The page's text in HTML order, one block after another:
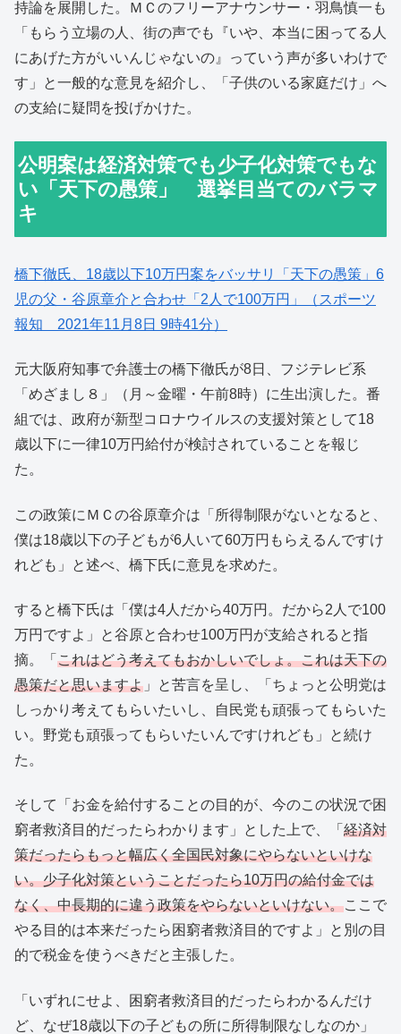
持論を展開した。ＭＣのフリーアナウンサー・羽鳥慎一も
「もらう立場の人、街の声でも『いや、本当に困ってる人
にあげた方がいいんじゃないの』っていう声が多いわけで
す」と一般的な意見を紹介し、「子供のいる家庭だけ」へ
の支給に疑問を投げかけた。
公明案は経済対策でも少子化対策でもな
い「天下の愚策」 選挙目当てのバラマ
キ
橋下徹氏、18歳以下10万円案をバッサリ「天下の愚策」6
児の父・谷原章介と合わせ「2人で100万円」（スポーツ
報知 2021年11月8日 9時41分）
元大阪府知事で弁護士の橋下徹氏が8日、フジテレビ系
「めざまし８」（月～金曜・午前8時）に生出演した。番
組では、政府が新型コロナウイルスの支援対策として18
歳以下に一律10万円給付が検討されていることを報じ
た。
この政策にＭＣの谷原章介は「所得制限がないとなると、
僕は18歳以下の子どもが6人いて60万円もらえるんですけ
れども」と述べ、橋下氏に意見を求めた。
すると橋下氏は「僕は4人だから40万円。だから2人で100
万円ですよ」と谷原と合わせ100万円が支給されると指
摘。「 これはどう考えてもおかしいでしょ。これは天下の
愚策だと思いますよ 」と苦言を呈し、「ちょっと公明党は
しっかり考えてもらいたいし、自民党も頑張ってもらいた
い。野党も頑張ってもらいたいんですけれども」と続け
た。
そして「お金を給付することの目的が、今のこの状況で困
窮者救済目的だったらわかります」とした上で、「 経済対
策だったらもっと幅広く全国民対象にやらないといけな
い。少子化対策ということだったら10万円の給付金では
なく、中長期的に違う政策をやらないといけない。ここで
やる目的は本来だったら困窮者救済目的ですよ」と別の目
的で税金を使うべきだと主張した。
「いずれにせよ、困窮者救済目的だったらわかるんだけ
ど、なぜ18歳以下の子どもの所に所得制限なしなのか」